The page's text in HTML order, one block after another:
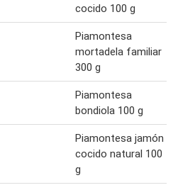
cocido 100 g
Piamontesa
mortadela familiar
300 g
Piamontesa
bondiola 100 g
Piamontesa jamón
cocido natural 100
g